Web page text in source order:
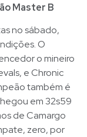
Master B
no sábado,
O
o mineiro
e Chronic
também é
em 32s59
de Camargo
zero, por